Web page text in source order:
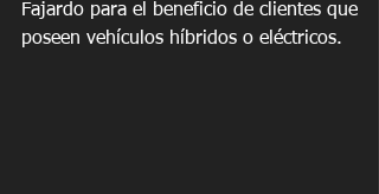
Fajardo para el beneficio de clientes que
poseen vehículos híbridos o eléctricos.